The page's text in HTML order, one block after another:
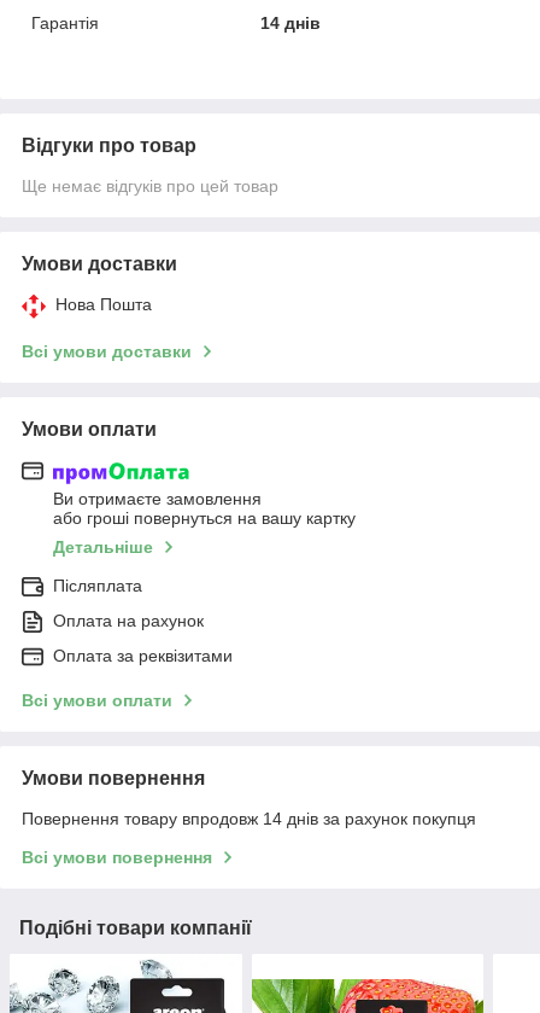
Гарантія
14 днів
Відгуки про товар
Ще немає відгуків про цей товар
Умови доставки
Нова Пошта
Всі умови доставки
Умови оплати
Ви отримаєте замовлення
або гроші повернуться на вашу картку
Детальніше
Післяплата
Оплата на рахунок
Оплата за реквізитами
Всі умови оплати
Умови повернення
Повернення товару впродовж 14 днів за рахунок покупця
Всі умови повернення
Подібні товари компанії